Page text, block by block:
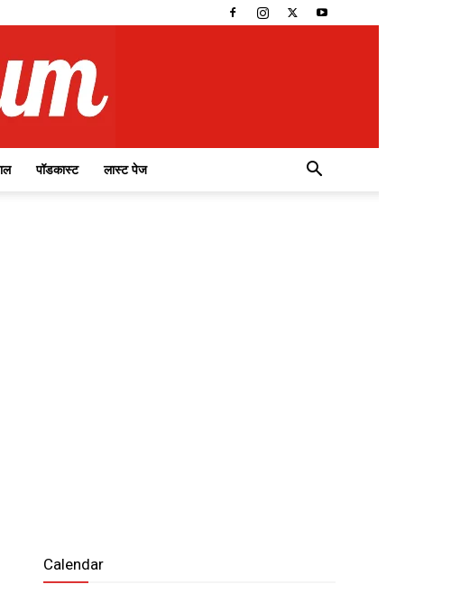
पॉडकास्ट लास्ट पेज
Calendar